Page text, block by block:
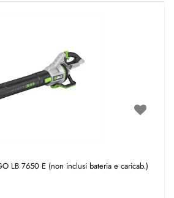
LB 7650 E (non inclusi bateria e caricab.)